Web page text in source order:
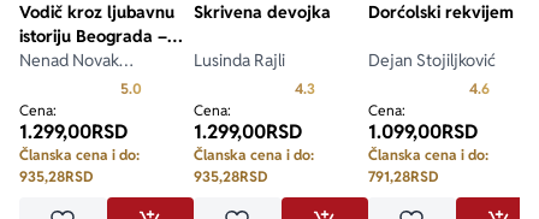
Vodič kroz ljubavnu
istoriju Beograda –
knjiga druga
Nenad Novak
5.0 Prosecna ocena je 5.0 od 5
Cena:
1.299,00RSD
Članska cena i do:
935,28RSD
Skrivena devojka
Lusinda Rajli
4.3Prosecna ocena je 4.3 od 5
Cena:
1.299,00RSD
Članska cena i do:
935,28RSD
Dorćolski rekvijem
Dejan Stojiljković
4.6
Cena:
1.099,00RSD
Članska cena i do:
791,28RSD